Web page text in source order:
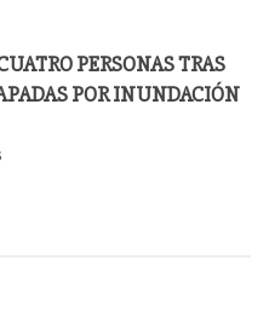
PERSONAS TRAS
POR INUNDACIÓN